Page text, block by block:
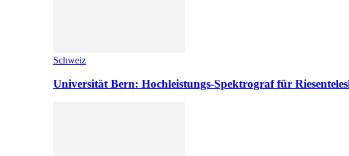
Schweiz
Universität Bern: Hochleistungs-Spektrograf für